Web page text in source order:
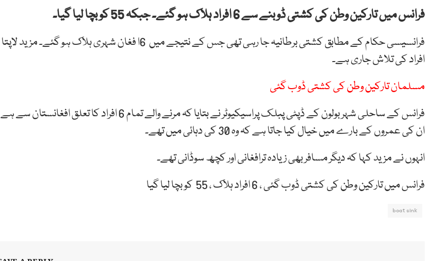
فرانس میں تارکین وطن کی کشتی ڈوبنے سے 6 افراد ہلاک ہو گئے۔ جبکہ 55 کو بچا لیا گیا۔
فرانسیسی حکام کے مطابق کشتی برطانیہ جا رہی تھی جس کے نتیجے میں 6ا فغان شہری ہلاک ہو گئے۔ مزید لاپتا
افراد کی تلاش جاری ہے۔
مسلمان تارکین وطن کی کشتی ڈوب گئی
فرانس کے ساحلی شہر بولون کے ڈپٹی پبلک پراسیکیوٹر نے بتایا کہ مرنے والے تمام 6 افراد کا تعلق افغانستان
ان کی عمروں کے بارے میں خیال کیا جاتا ہے کہ وہ 30 کی دہائی میں تھے۔
انہوں نے مزید کہا کہ دیگر مسافر بھی زیادہ ترافغانی اور کچھ سوڈانی تھے۔
فرانس میں تارکین وطن کی کشتی ڈوب گئی ، 6 افراد ہلاک ، 55 کو بچا لیا گیا
boat sink